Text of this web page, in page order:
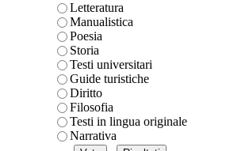
Letteratura
Manualistica
Poesia
Storia
Testi universitari
Guide turistiche
Diritto
Filosofia
Testi in lingua originale
Narrativa